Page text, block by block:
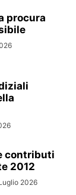
procura
contributi
2012
2026